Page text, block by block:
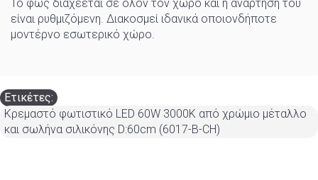
Το φως διαχέεται σε όλον τον χώρο και η ανάρτησή του
είναι ρυθμιζόμενη. Διακοσμεί ιδανικά οποιονδήποτε
μοντέρνο εσωτερικό χώρο.
Ετικέτες:
Κρεμαστό φωτιστικό LED 60W 3000K από χρώμιο μέταλλο
και σωλήνα σιλικόνης D:60cm (6017-B-CH)